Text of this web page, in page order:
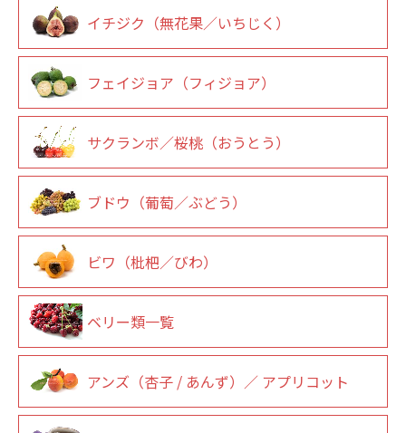
イチジク（無花果／いちじく）
フェイジョア（フィジョア）
サクランボ／桜桃（おうとう）
ブドウ（葡萄／ぶどう）
ビワ（枇杷／びわ）
ベリー類一覧
アンズ（杏子 / あんず）／ アプリコット